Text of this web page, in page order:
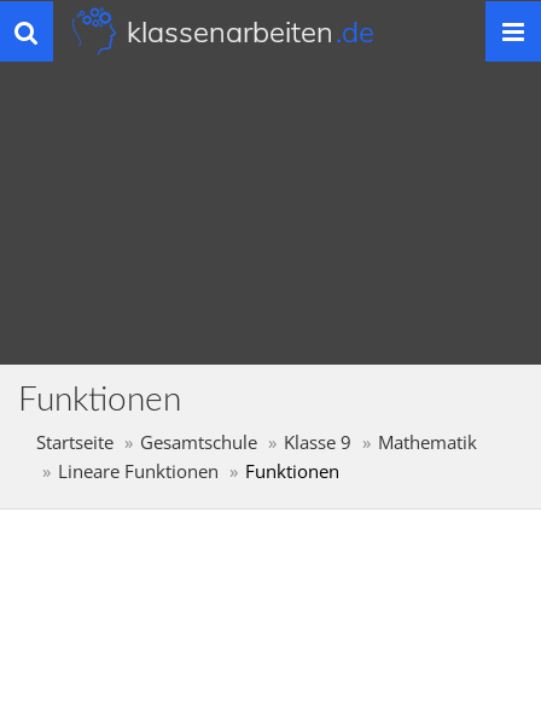
Toggle
navigation
klassenarbeiten.de
Funktionen
Startseite Gesamtschule Klasse 9
Mathematik
Lineare Funktionen
Funktionen